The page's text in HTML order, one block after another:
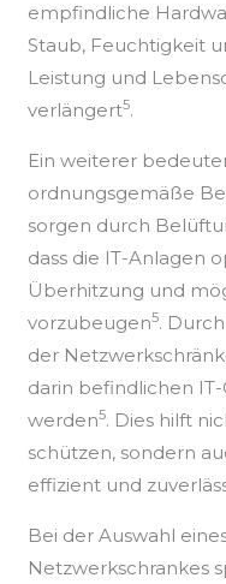
empfindliche
Staub, Feuchtigkeit
Leistung und
verlängert5.
Ein weiterer
ordnungsgemäße
sorgen durch
dass die IT-Anlagen
Überhitzung und
vorzubeugen5.
der
darin befindlichen
werden5. Dies hilft
schützen, sondern
effizient und
Bei der Auswahl
Netzwerkschrankes